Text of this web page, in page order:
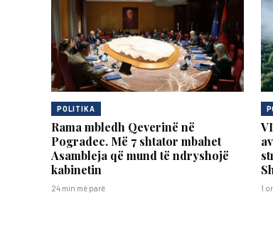
POLITIKA
Rama mbledh Qeverinë në
Pogradec. Më 7 shtator mbahet
Asambleja që mund të ndryshojë
kabinetin
24 min më parë 1